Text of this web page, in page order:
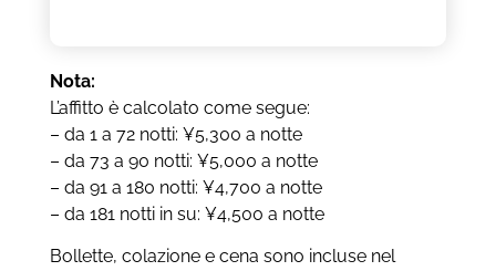
Nota:
L’affitto è calcolato come segue:
– da 1 a 72 notti: ¥5,300 a notte
– da 73 a 90 notti: ¥5,000 a notte
– da 91 a 180 notti: ¥4,700 a notte
– da 181 notti in su: ¥4,500 a notte
Bollette, colazione e cena sono incluse nel